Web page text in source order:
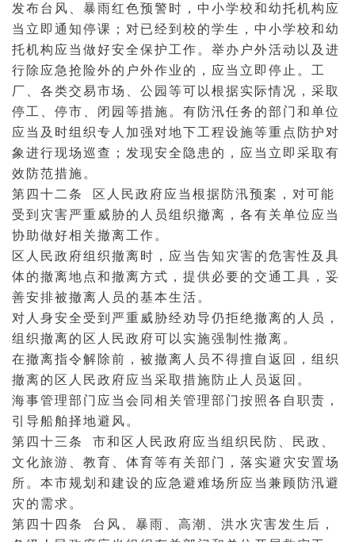
发布台风、暴雨红色预警时，中小学校和幼托机构应
当立即通知停课；对已经到校的学生，中小学校和幼
托机构应当做好安全保护工作。举办户外活动以及进
行除应急抢险外的户外作业的，应当立即停止。工
厂、各类交易市场、公园等可以根据实际情况，采取
停工、停市、闭园等措施。有防汛任务的部门和单位
应当及时组织专人加强对地下工程设施等重点防护对
象进行现场巡查；发现安全隐患的，应当立即采取有
效防范措施。
第四十二条 区人民政府应当根据防汛预案，对可能
受到灾害严重威胁的人员组织撤离，各有关单位应当
协助做好相关撤离工作。
区人民政府组织撤离时，应当告知灾害的危害性及具
体的撤离地点和撤离方式，提供必要的交通工具，妥
善安排被撤离人员的基本生活。
对人身安全受到严重威胁经劝导仍拒绝撤离的人员，
组织撤离的区人民政府可以实施强制性撤离。
在撤离指令解除前，被撤离人员不得擅自返回，组织
撤离的区人民政府应当采取措施防止人员返回。
海事管理部门应当会同相关管理部门按照各自职责，
引导船舶择地避风。
第四十三条 市和区人民政府应当组织民防、民政、
文化旅游 、教育 、体育等有关部门，落实避灾安置场
所。本市规划和建设的应急避难场所应当兼顾防汛避
灾的需求。
第四十四条 台风、暴雨、高潮、洪水灾害发生后，